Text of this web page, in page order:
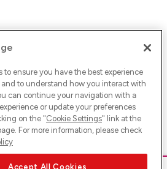
to ensure you have the best experience
and to understand how you interact with
can continue your navigation with a
or update your preferences
on the "Cookie Settings" link at the
For more information, please check
Accept All Cookies